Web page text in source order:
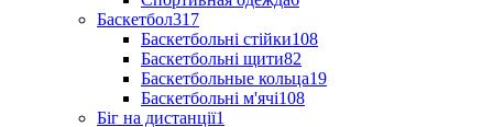
Баскетбол317
Баскетбольні стійки108
Баскетбольні щити82
Баскетбольные кольца19
Баскетбольні м'ячі108
Біг на дистанції1